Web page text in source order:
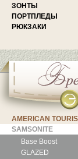
ЗОНТЫ
ПОРТПЛЕДЫ
РЮКЗАКИ
AMERICAN
SAMSONITE
Base Boost
GLAZED